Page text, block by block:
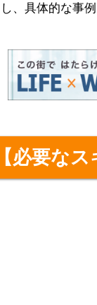
し、具体的な事
【必要なス